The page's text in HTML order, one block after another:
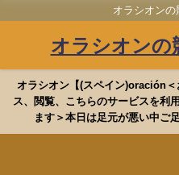
オラシオンの
オラシオンの
オラシオン【(スペイン)oración
ス、閲覧、こちらのサービスを利
ます＞本日は足元が悪い中ご